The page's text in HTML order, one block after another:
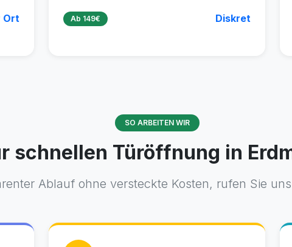
Ort Ab 149€ Diskret
SO ARBEITEN WIR
schnellen Türöffnung in
Ablauf ohne versteckte Kosten, rufen Sie